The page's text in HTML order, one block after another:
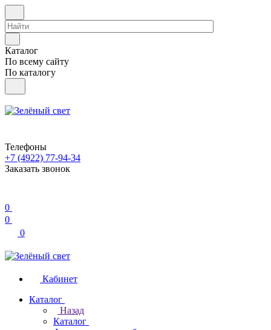
Каталог
По всему сайту
По каталогу
Телефоны
+7 (4922) 77-94-34
Заказать звонок
0
0
0
Кабинет
Каталог
Назад
Каталог